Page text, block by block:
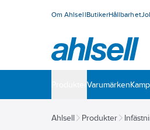
Om AhlsellButikerHållbarhet
Varumärken
Ahlsell Produkter